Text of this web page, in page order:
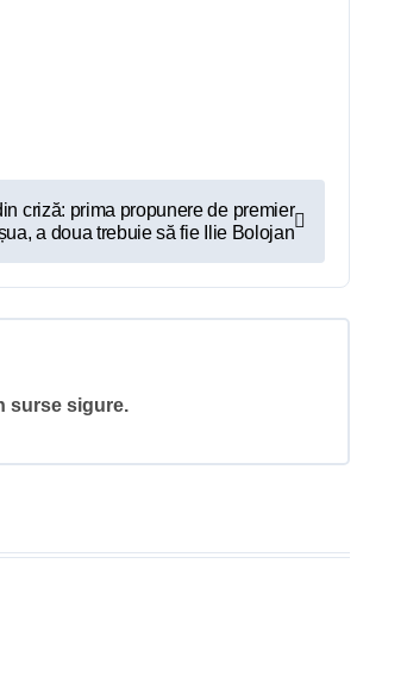
criză: prima propunere de premier
a doua trebuie să fie Ilie Bolojan
surse sigure.